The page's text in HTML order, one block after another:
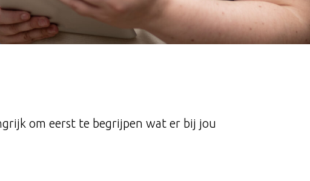
om eerst te begrijpen wat er bij jou